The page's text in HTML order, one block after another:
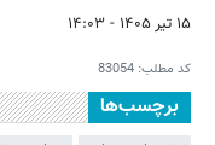
۱۵ تیر ۱۴۰۵ - ۱۴:۰۳
کد مطلب: 83054
برچسب‌ها